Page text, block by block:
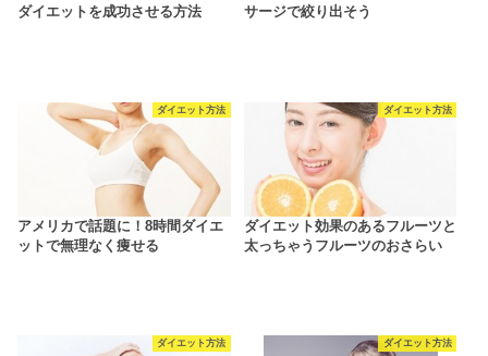
ダイエットを成功させる方法
サージで絞り出そう
ダイエット方法
アメリカで話題に！8時間ダイエ
ットで無理なく痩せる
ダイエット方法
ダイエット効果のあるフルーツと
太っちゃうフルーツのおさらい
ダイエット方法 ダイエット方法